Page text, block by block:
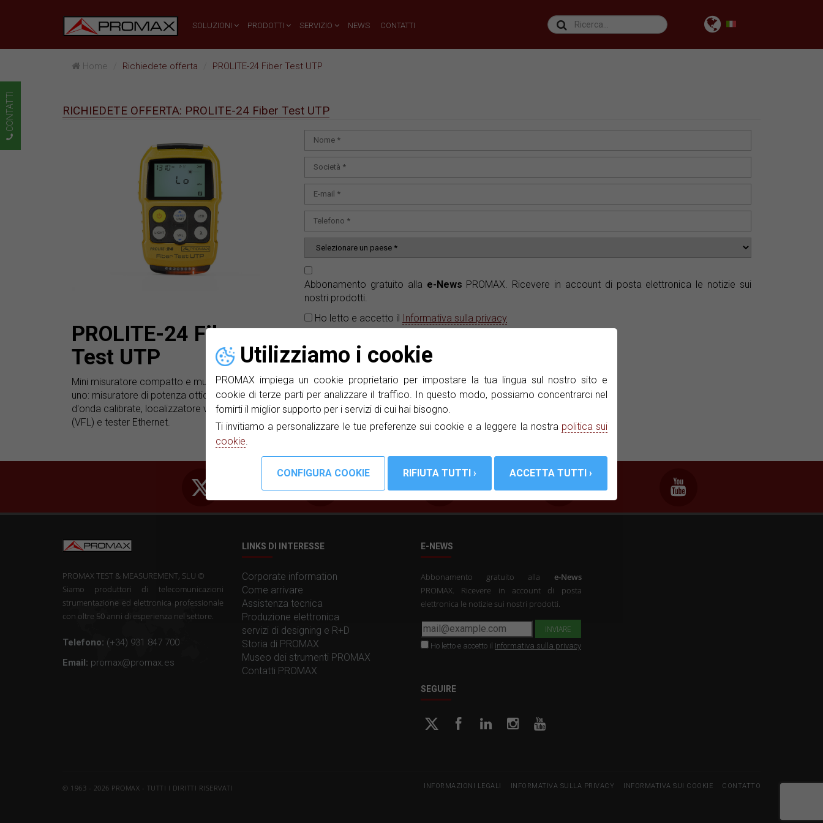
Utilizziamo i cookie
PROMAX impiega un cookie proprietario per impostare la tua lingua sul nostro sito e
cookie di terze parti per analizzare il traffico. In questo modo, possiamo concentrarci nel
fornirti il miglior supporto per i servizi di cui hai bisogno.
Ti invitiamo a personalizzare le tue preferenze sui cookie e a leggere la nostra politica sui
cookie.
SOLUZIONI PRODOTTI SERVIZIO NEWS CONTATTI
Home Richiedete offerta PROLITE-24 Fiber Test UTP
RICHIEDETE OFFERTA: PROLITE-24 Fiber Test UTP
PROLITE-24 Fiber
Test UTP
Mini misuratore compatto e multifunzionale tre in
uno: misuratore di potenza ottica a 7 lunghezze
d'onda calibrate, localizzatore visivo di guasti
(VFL) e tester Ethernet.
Abbonamento gratuito alla e-News PROMAX. Ricevere in account di posta elettronica le notizie sui
nostri prodotti.
Ho letto e accetto il Informativa sulla privacy
PROMAX TEST & MEASUREMENT, SLU ©
Siamo produttori di telecomunicazioni
strumentazione ed elettronica professionale
con oltre 50 anni di esperienza nel settore.
Telefono: (+34) 931 847 700
Email: promax@promax.es
LINKS DI INTERESSE
Corporate information
Come arrivare
Assistenza tecnica
Produzione elettronica
servizi di designing e R+D
Storia di PROMAX
Museo dei strumenti PROMAX
Contatti PROMAX
E-NEWS
Abbonamento gratuito alla e-News
PROMAX. Ricevere in account di posta
elettronica le notizie sui nostri prodotti.
Ho letto e accetto il Informativa sulla privacy
SEGUIRE
© 1963 - 2026 PROMAX - TUTTI I DIRITTI RISERVATI INFORMAZIONI LEGALI INFORMATIVA SULLA PRIVACY INFORMATIVA SUI COOKIE CONTATTO
CONTATTI